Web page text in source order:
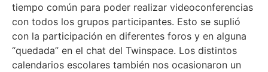
tiempo común para poder realizar videoconferencias
con todos los grupos participantes. Esto se suplió
con la participación en diferentes foros y en alguna
“quedada” en el chat del Twinspace. Los distintos
calendarios escolares también nos ocasionaron un